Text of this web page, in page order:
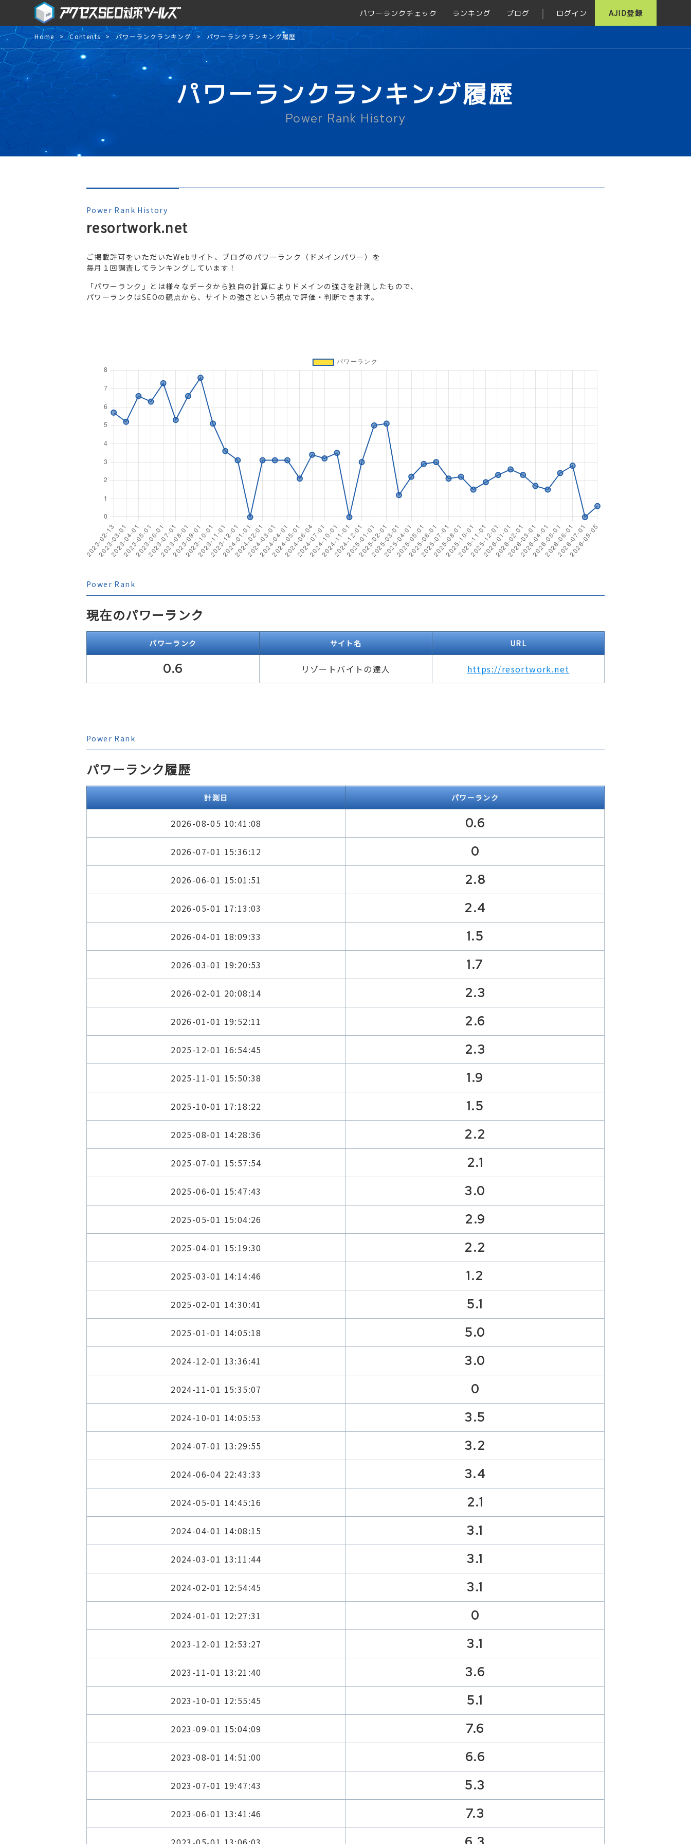
パワーランクチェック ランキング ブログ ログイン AJID登録
Home Contents パワーランクランキング パワーランクランキング履歴
パワーランクランキング履歴
Power Rank History
Power Rank History
resortwork.net
ご掲載許可をいただいたWebサイト、ブログのパワーランク（ドメインパワー）を
毎月１回調査してランキングしています！
「パワーランク」とは様々なデータから独自の計算によりドメインの強さを計測したもので、
パワーランクはSEOの観点から、サイトの強さという視点で評価・判断できます。
Power Rank
現在のパワーランク
パワーランク サイト名 URL
0.6 リゾートバイトの達人 https://resortwork.net
Power Rank
パワーランク履歴
計測日 パワーランク
2026-08-05 10:41:08 0.6
2026-07-01 15:36:12 0
2026-06-01 15:01:51 2.8
2026-05-01 17:13:03 2.4
2026-04-01 18:09:33 1.5
2026-03-01 19:20:53 1.7
2026-02-01 20:08:14 2.3
2026-01-01 19:52:11 2.6
2025-12-01 16:54:45 2.3
2025-11-01 15:50:38 1.9
2025-10-01 17:18:22 1.5
2025-08-01 14:28:36 2.2
2025-07-01 15:57:54 2.1
2025-06-01 15:47:43 3.0
2025-05-01 15:04:26 2.9
2025-04-01 15:19:30 2.2
2025-03-01 14:14:46 1.2
2025-02-01 14:30:41 5.1
2025-01-01 14:05:18 5.0
2024-12-01 13:36:41 3.0
2024-11-01 15:35:07 0
2024-10-01 14:05:53 3.5
2024-07-01 13:29:55 3.2
2024-06-04 22:43:33 3.4
2024-05-01 14:45:16 2.1
2024-04-01 14:08:15 3.1
2024-03-01 13:11:44 3.1
2024-02-01 12:54:45 3.1
2024-01-01 12:27:31 0
2023-12-01 12:53:27 3.1
2023-11-01 13:21:40 3.6
2023-10-01 12:55:45 5.1
2023-09-01 15:04:09 7.6
2023-08-01 14:51:00 6.6
2023-07-01 19:47:43 5.3
2023-06-01 13:41:46 7.3